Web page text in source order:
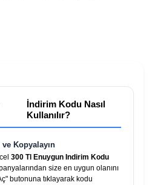
İndirim Kodu Nasıl
Kullanılır?
Kopyalayın
300 Tl Enuygun Indirim Kodu
size en uygun olanını
butonuna tıklayarak kodu